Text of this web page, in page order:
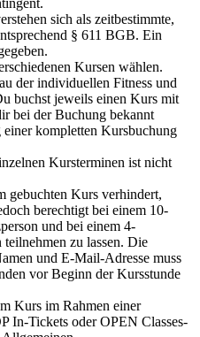
sich als zeitbestimmte,
§ 611 BGB. Ein
Kursen wählen.
der individuellen Fitness und
buchst jeweils einen Kurs mit
bei der Buchung bekannt
kompletten Kursbuchung
Kursterminen ist nicht
gebuchten Kurs verhindert,
berechtigt bei einem 10-
und bei einem 4-
zu lassen. Die
und E-Mail-Adresse muss
vor Beginn der Kursstunde
Kurs im Rahmen einer
In-Tickets oder OPEN Classes-